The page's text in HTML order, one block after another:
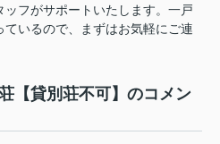
ッフがサポートいたします。一戸
いるので、まずはお気軽にご連
【貸別荘不可】のコメン